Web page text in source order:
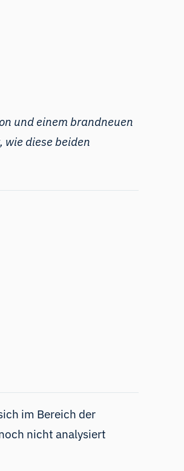
und einem brandneuen
diese beiden
im Bereich der
nicht analysiert